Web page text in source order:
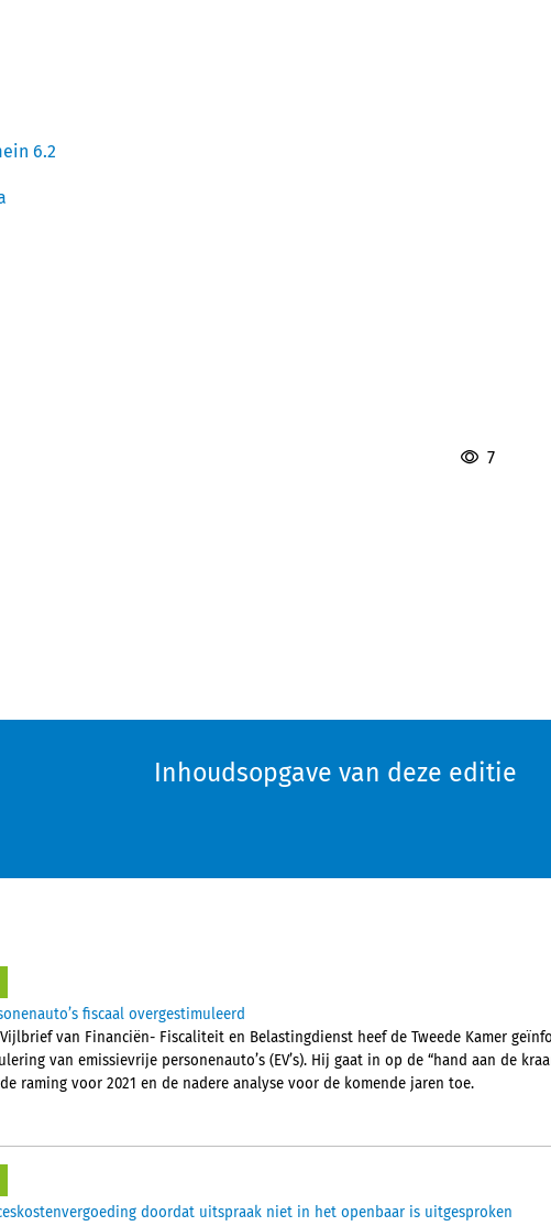
6.2
7
Inhoudsopgave van deze editie
fiscaal overgestimuleerd
van Financiën- Fiscaliteit en Belastingdienst heef de Tweede Kamer
van emissievrije personenauto’s (EV’s). Hij gaat in op de “hand aan de
raming voor 2021 en de nadere analyse voor de komende jaren toe.
doordat uitspraak niet in het openbaar is uitgesproken